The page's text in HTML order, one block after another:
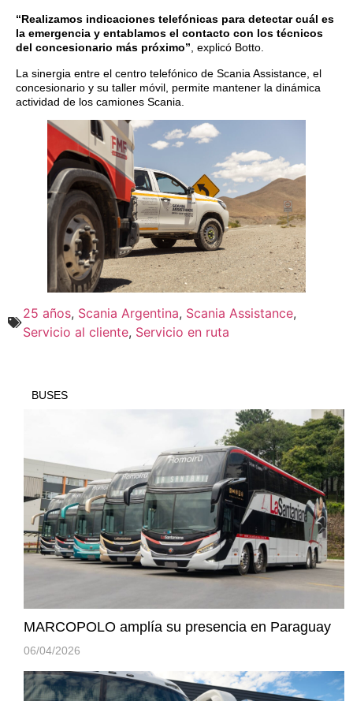
“Realizamos indicaciones telefónicas para detectar cuál es
la emergencia y entablamos el contacto con los técnicos
del concesionario más próximo”, explicó Botto.
La sinergia entre el centro telefónico de Scania Assistance, el
concesionario y su taller móvil, permite mantener la dinámica
actividad de los camiones Scania.
25 años, Scania Argentina, Scania Assistance,
Servicio al cliente, Servicio en ruta
BUSES
MARCOPOLO amplía su presencia en Paraguay
06/04/2026